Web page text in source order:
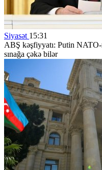
Siyasət 15:31
ABŞ kəşfiyyatı: Putin
sınağa çəkə bilər